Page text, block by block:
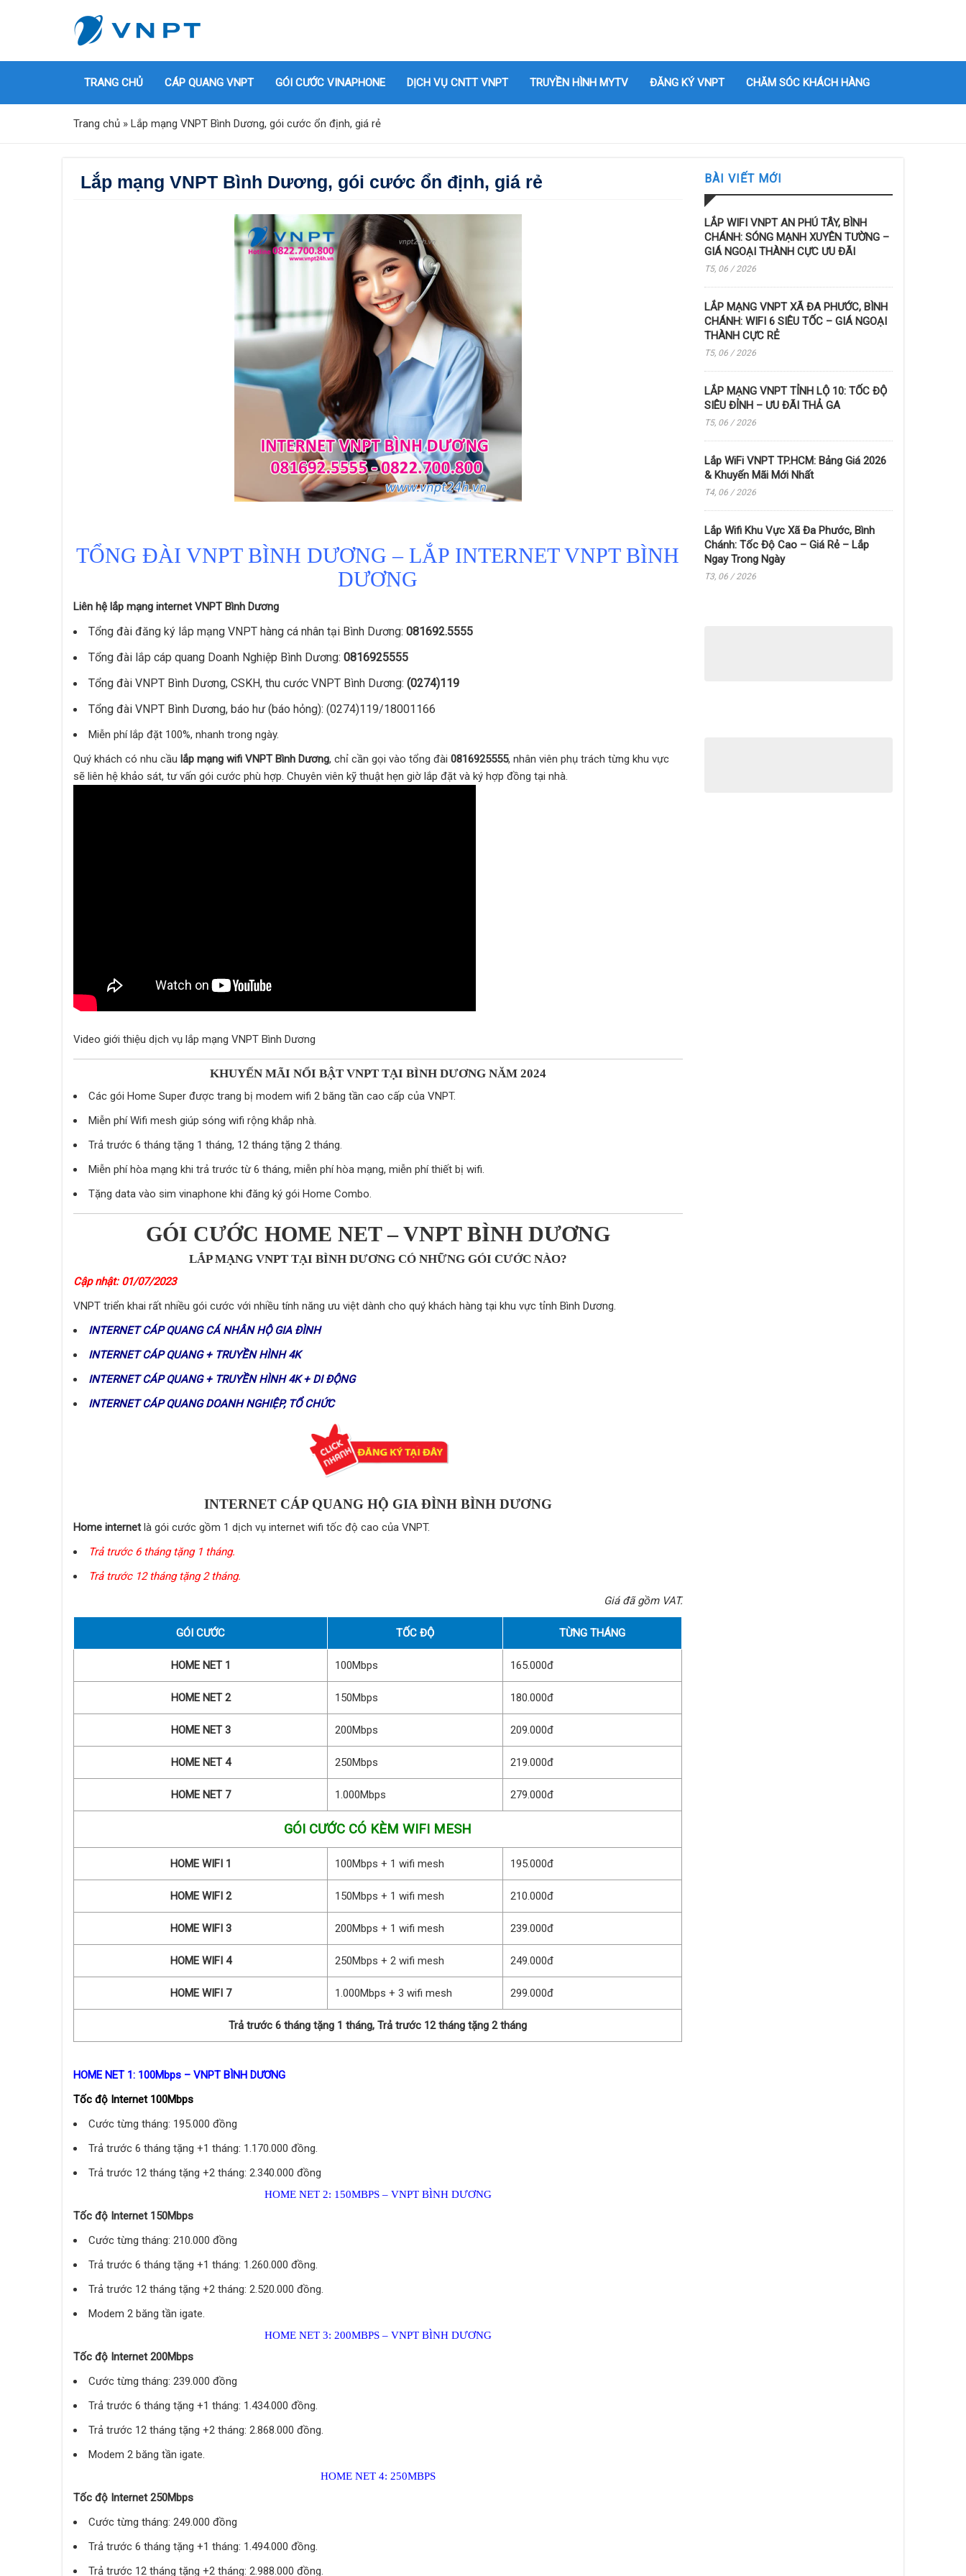
TRANG CHỦ CÁP QUANG VNPT GÓI CƯỚC VINAPHONE DỊCH VỤ CNTT VNPT TRUYỀN HÌNH MYTV ĐĂNG KÝ VNPT CHĂM SÓC KHÁCH HÀNG
Trang chủ » Lắp mạng VNPT Bình Dương, gói cước ổn định, giá rẻ
Lắp mạng VNPT Bình Dương, gói cước ổn định, giá rẻ
TỔNG ĐÀI VNPT BÌNH DƯƠNG – LẮP INTERNET VNPT BÌNH
DƯƠNG
Liên hệ lắp mạng internet VNPT Bình Dương
Tổng đài đăng ký lắp mạng VNPT hàng cá nhân tại Bình Dương: 081692.5555
Tổng đài lắp cáp quang Doanh Nghiệp Bình Dương: 0816925555
Tổng đài VNPT Bình Dương, CSKH, thu cước VNPT Bình Dương: (0274)119
Tổng đài VNPT Bình Dương, báo hư (báo hỏng): (0274)119/18001166
Miễn phí lắp đặt 100%, nhanh trong ngày.
Quý khách có nhu cầu lắp mạng wifi VNPT Bình Dương, chỉ cần gọi vào tổng đài 0816925555, nhân viên phụ trách từng khu vực
sẽ liên hệ khảo sát, tư vấn gói cước phù hợp. Chuyên viên kỹ thuật hẹn giờ lắp đặt và ký hợp đồng tại nhà.
Video giới thiệu dịch vụ lắp mạng VNPT Bình Dương
KHUYẾN MÃI NỔI BẬT VNPT TẠI BÌNH DƯƠNG NĂM 2024
Các gói Home Super được trang bị modem wifi 2 băng tần cao cấp của VNPT.
Miễn phí Wifi mesh giúp sóng wifi rộng khắp nhà.
Trả trước 6 tháng tặng 1 tháng, 12 tháng tặng 2 tháng.
Miễn phí hòa mạng khi trả trước từ 6 tháng, miễn phí hòa mạng, miễn phí thiết bị wifi.
Tặng data vào sim vinaphone khi đăng ký gói Home Combo.
GÓI CƯỚC HOME NET – VNPT BÌNH DƯƠNG
LẮP MẠNG VNPT TẠI BÌNH DƯƠNG CÓ NHỮNG GÓI CƯỚC NÀO?
Cập nhật: 01/07/2023
VNPT triển khai rất nhiều gói cước với nhiều tính năng ưu việt dành cho quý khách hàng tại khu vực tỉnh Bình Dương.
INTERNET CÁP QUANG CÁ NHÂN HỘ GIA ĐÌNH
INTERNET CÁP QUANG + TRUYỀN HÌNH 4K
INTERNET CÁP QUANG + TRUYỀN HÌNH 4K + DI ĐỘNG
INTERNET CÁP QUANG DOANH NGHIỆP, TỔ CHỨC
INTERNET CÁP QUANG HỘ GIA ĐÌNH BÌNH DƯƠNG
Home internetlà gói cước gồm 1 dịch vụ internet wifi tốc độ cao của VNPT.
Trả trước 6 tháng tặng 1 tháng.
Trả trước 12 tháng tặng 2 tháng.
Giá đã gồm VAT.
GÓI CƯỚC TỐC ĐỘ TỪNG THÁNG
HOME NET 1 100Mbps 165.000đ
HOME NET 2 150Mbps 180.000đ
HOME NET 3 200Mbps 209.000đ
HOME NET 4 250Mbps 219.000đ
HOME NET 7 1.000Mbps 279.000đ
GÓI CƯỚC CÓ KÈM WIFI MESH
HOME WIFI 1 100Mbps + 1 wifi mesh 195.000đ
HOME WIFI 2 150Mbps + 1 wifi mesh 210.000đ
HOME WIFI 3 200Mbps + 1 wifi mesh 239.000đ
HOME WIFI 4 250Mbps + 2 wifi mesh 249.000đ
HOME WIFI 7 1.000Mbps + 3 wifi mesh 299.000đ
Trả trước 6 tháng tặng 1 tháng, Trả trước 12 tháng tặng 2 tháng
HOME NET 1: 100Mbps – VNPT BÌNH DƯƠNG
Tốc độ Internet 100Mbps
Cước từng tháng: 195.000 đồng
Trả trước 6 tháng tặng +1 tháng: 1.170.000 đồng.
Trả trước 12 tháng tặng +2 tháng: 2.340.000 đồng
HOME NET 2: 150MBPS – VNPT BÌNH DƯƠNG
Tốc độ Internet 150Mbps
Cước từng tháng: 210.000 đồng
Trả trước 6 tháng tặng +1 tháng: 1.260.000 đồng.
Trả trước 12 tháng tặng +2 tháng: 2.520.000 đồng.
Modem 2 băng tần igate.
HOME NET 3: 200MBPS – VNPT BÌNH DƯƠNG
Tốc độ Internet 200Mbps
Cước từng tháng: 239.000 đồng
Trả trước 6 tháng tặng +1 tháng: 1.434.000 đồng.
Trả trước 12 tháng tặng +2 tháng: 2.868.000 đồng.
Modem 2 băng tần igate.
HOME NET 4: 250MBPS
Tốc độ Internet 250Mbps
Cước từng tháng: 249.000 đồng
Trả trước 6 tháng tặng +1 tháng: 1.494.000 đồng.
Trả trước 12 tháng tặng +2 tháng: 2.988.000 đồng.
BÀI VIẾT MỚI
LẮP WIFI VNPT AN PHÚ TÂY, BÌNH
CHÁNH: SÓNG MẠNH XUYÊN TƯỜNG –
GIÁ NGOẠI THÀNH CỰC ƯU ĐÃI
T5, 06 / 2026
LẮP MẠNG VNPT XÃ ĐA PHƯỚC, BÌNH
CHÁNH: WIFI 6 SIÊU TỐC – GIÁ NGOẠI
THÀNH CỰC RẺ
T5, 06 / 2026
LẮP MẠNG VNPT TỈNH LỘ 10: TỐC ĐỘ
SIÊU ĐỈNH – ƯU ĐÃI THẢ GA
T5, 06 / 2026
Lắp WiFi VNPT TP.HCM: Bảng Giá 2026
& Khuyến Mãi Mới Nhất
T4, 06 / 2026
Lắp Wifi Khu Vực Xã Đa Phước, Bình
Chánh: Tốc Độ Cao – Giá Rẻ – Lắp
Ngay Trong Ngày
T3, 06 / 2026